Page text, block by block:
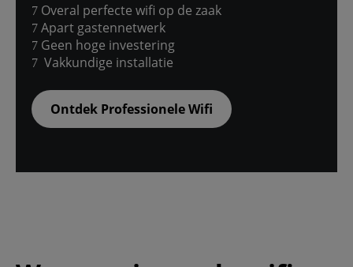
Overal perfecte wifi op de zaak
Apart gastennetwerk
Geen hoge investering
Vakkundige installatie
Ontdek Professionele Wifi